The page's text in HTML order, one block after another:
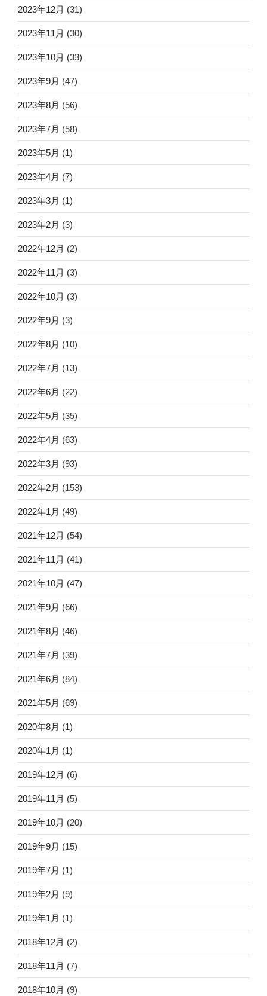
2023年12月 (31)
2023年11月 (30)
2023年10月 (33)
2023年9月 (47)
2023年8月 (56)
2023年7月 (58)
2023年5月 (1)
2023年4月 (7)
2023年3月 (1)
2023年2月 (3)
2022年12月 (2)
2022年11月 (3)
2022年10月 (3)
2022年9月 (3)
2022年8月 (10)
2022年7月 (13)
2022年6月 (22)
2022年5月 (35)
2022年4月 (63)
2022年3月 (93)
2022年2月 (153)
2022年1月 (49)
2021年12月 (54)
2021年11月 (41)
2021年10月 (47)
2021年9月 (66)
2021年8月 (46)
2021年7月 (39)
2021年6月 (84)
2021年5月 (69)
2020年8月 (1)
2020年1月 (1)
2019年12月 (6)
2019年11月 (5)
2019年10月 (20)
2019年9月 (15)
2019年7月 (1)
2019年2月 (9)
2019年1月 (1)
2018年12月 (2)
2018年11月 (7)
2018年10月 (9)